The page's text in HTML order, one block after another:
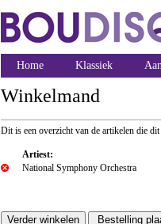
Home Klassiek
Winkelmand
Dit is een overzicht van de artikelen die
Artiest:
National Symphony Orchestra